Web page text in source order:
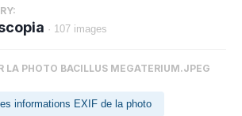
· 107 images
LA PHOTO BACILLUS MEGATERIUM.JPEG
informations EXIF de la photo